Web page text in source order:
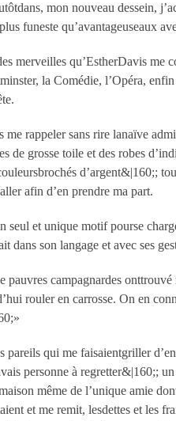
mon nouveau dessein,
funeste qu’avantageuseaux
merveilles qu’EstherDavis
la Comédie, l’Opéra,
me rappeler sans rire lanaïve
de grosse toile et des robes
d’argent&|160;;
afin d’en prendre ma part.
seul et unique motif pourse
dans son langage et avec ses
pauvres campagnardes
rouler en carrosse. On en
pareils qui me faisaientgriller
personne à regretter&|160;;
même de l’unique amie
et me remit, lesdettes et les